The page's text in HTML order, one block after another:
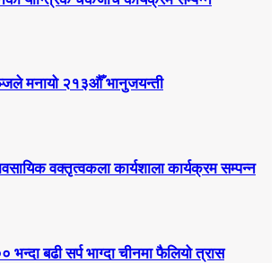
मनायो २१३औँ भानुजयन्ती
वक्तृत्वकला कार्यशाला कार्यक्रम सम्पन्न
भन्दा बढी सर्प भाग्दा चीनमा फैलियो त्रास